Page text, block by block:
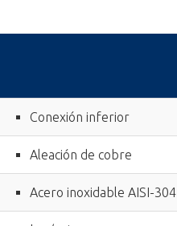
Conexión inferior
Aleación de cobre
Acero inoxidable AISI-304